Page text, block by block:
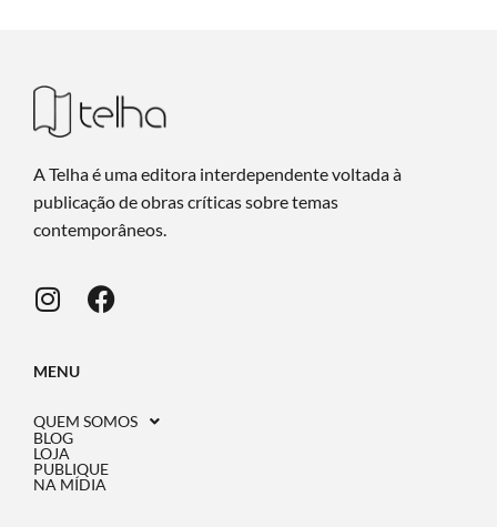
A Telha é uma editora interdependente voltada à
publicação de obras críticas sobre temas
contemporâneos.
MENU
QUEM SOMOS
BLOG
LOJA
PUBLIQUE
NA MÍDIA